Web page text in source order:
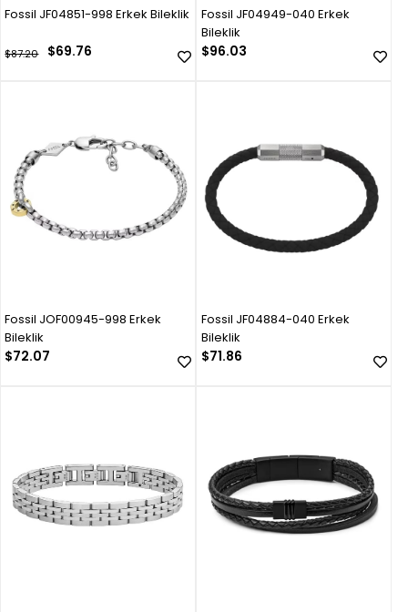
Fossil JF04851-998 Erkek Bileklik
$69.76
$87.20
Fossil JF04949-040 Erkek
Bileklik
$96.03
Fossil JOF00945-998 Erkek
Bileklik
$72.07
Fossil JF04884-040 Erkek
Bileklik
$71.86